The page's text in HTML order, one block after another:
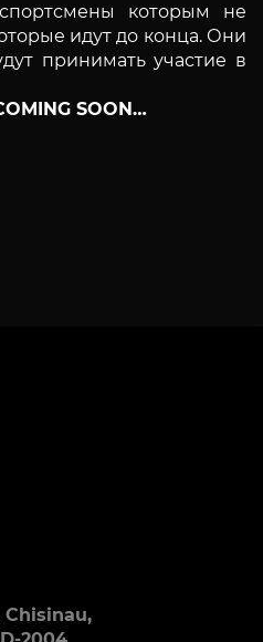
которым не
идут до конца. Они
принимать участие в
SOON…
Chisinau,